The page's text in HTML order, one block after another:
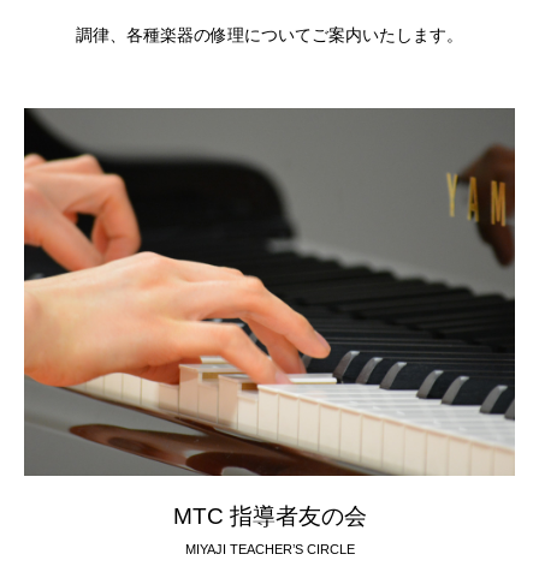
調律、各種楽器の修理についてご案内いたします。
MTC 指導者友の会
MIYAJI TEACHER’S CIRCLE